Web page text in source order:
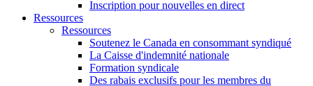
Inscription pour nouvelles en direct
Ressources
Ressources
Soutenez le Canada en consommant syndiqué
La Caisse d'indemnité nationale
Formation syndicale
Des rabais exclusifs pour les membres du